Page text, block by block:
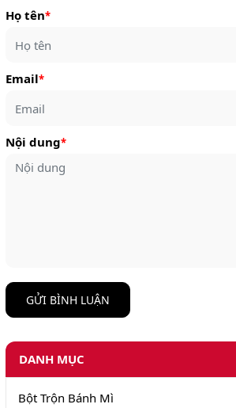
Họ tên*
Email*
Nội dung*
GỬI BÌNH LUẬN
DANH MỤC
Bột Trộn Bánh Mì